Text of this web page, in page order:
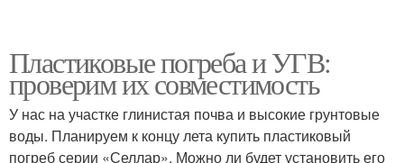
Пластиковые погреба и УГВ:
проверим их совместимость
У нас на участке глинистая почва и высокие грунтовые
воды. Планируем к концу лета купить пластиковый
погреб серии «Селлар». Можно ли будет установить его